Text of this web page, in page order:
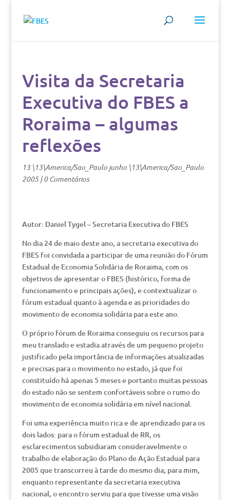
Visita da Secretaria
Executiva do FBES a
Roraima – algumas
reflexões
13 \13\America/Sao_Paulo junho \13\America/Sao_Paulo
2005|0 Comentários
Autor: Daniel Tygel – Secretaria Executiva do FBES
No dia 24 de maio deste ano, a secretaria executiva do
FBES foi convidada a participar de uma reunião do Fórum
Estadual de Economia Solidária de Roraima, com os
objetivos de apresentar o FBES (histórico, forma de
funcionamento e principais ações), e contextualizar o
fórum estadual quanto à agenda e as prioridades do
movimento de economia solidária para este ano.
O próprio fórum de Roraima conseguiu os recursos para
meu translado e estadia através de um pequeno projeto
justificado pela importância de informações atualizadas
e precisas para o movimento no estado, já que foi
constituído há apenas 5 meses e portanto muitas pessoas
do estado não se sentem confortáveis sobre o rumo do
movimento de economia solidária em nível nacional.
Foi uma experiência muito rica e de aprendizado para os
dois lados: para o fórum estadual de RR, os
esclarecimentos subsidiaram consideravelmente o
trabalho de elaboração do Plano de Ação Estadual para
2005 que transcorreu à tarde do mesmo dia; para mim,
enquanto representante da secretaria executiva
nacional, o encontro serviu para que tivesse uma visão